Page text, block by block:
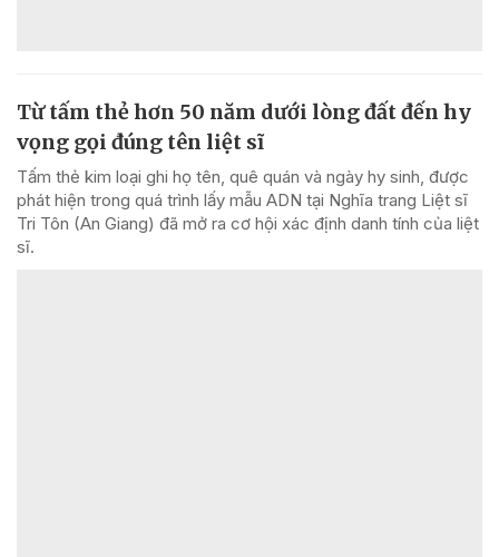
Từ tấm thẻ hơn 50 năm dưới lòng đất đến hy
vọng gọi đúng tên liệt sĩ
Tấm thẻ kim loại ghi họ tên, quê quán và ngày hy sinh, được
phát hiện trong quá trình lấy mẫu ADN tại Nghĩa trang Liệt sĩ
Tri Tôn (An Giang) đã mở ra cơ hội xác định danh tính của liệt
sĩ.